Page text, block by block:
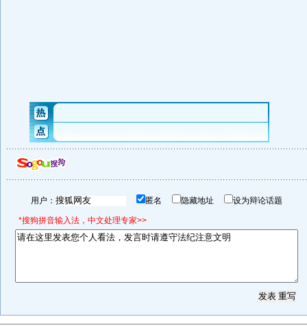
用户： 匿名 隐藏地址 设为辩论话题
*搜狗拼音输入法，中文处理专家>>